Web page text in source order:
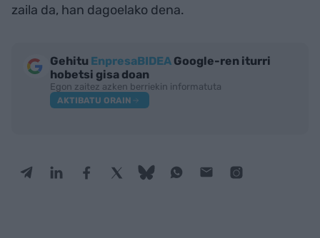
zaila da, han dagoelako dena.
Gehitu EnpresaBIDEA Google-ren iturri
hobetsi gisa doan
Egon zaitez azken berriekin informatuta
AKTIBATU ORAIN